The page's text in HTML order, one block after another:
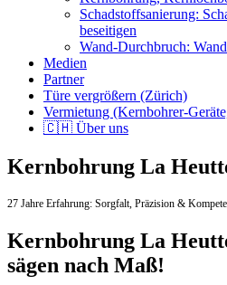
Schadstoffsanierung:
beseitigen
Wand-Durchbruch:
Medien
Partner
Türe vergrößern (Zürich)
Vermietung (Kernbohrer-
🇨🇭 Über uns
Kernbohrung La
27 Jahre Erfahrung: Sorgfalt, Präzision &
Kernbohrung La
sägen nach Maß!